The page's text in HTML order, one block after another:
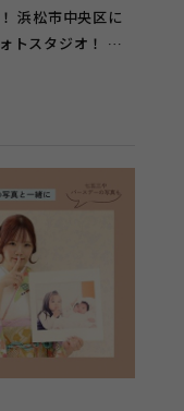
浜松市中央区に
トスタジオ！ ガ